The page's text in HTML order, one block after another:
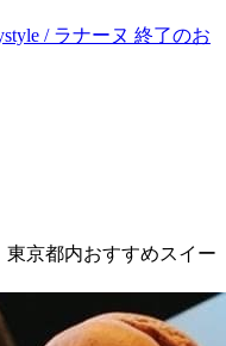
/ ラナーヌ 終了のお
京都内おすすめスイー